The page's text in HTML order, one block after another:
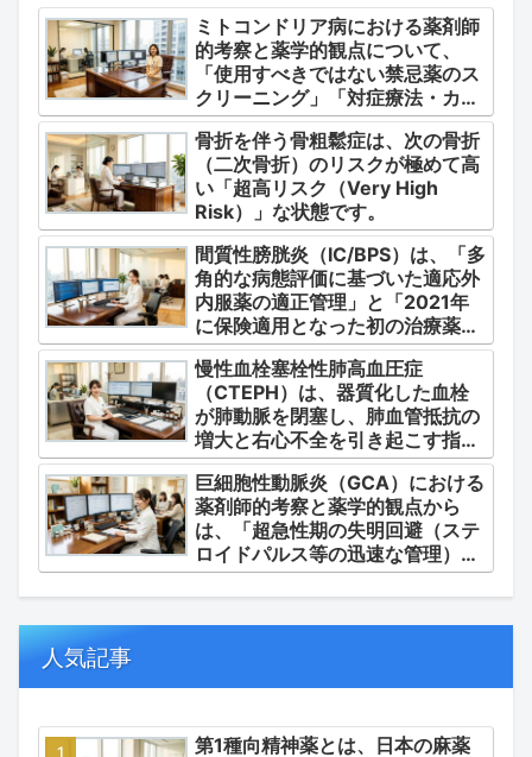
ミトコンドリア病における薬剤師
的考察と薬学的観点について、
「使用すべきではない禁忌薬のス
クリーニング」「対症療法・カク
テル療法の適正使用」「画期的な
新薬・DDSの動向」の3つの軸か
ら整理します。
骨折を伴う骨粗鬆症は、次の骨折
（二次骨折）のリスクが極めて高
い「超高リスク（Very High
Risk）」な状態です。
間質性膀胱炎（IC/BPS）は、「多
角的な病態評価に基づいた適応外
内服薬の適正管理」と「2021年
に保険適用となった初の治療薬で
あるジメチルスルホキシド
（DMSO）の安全かつ確実な調
剤・運用」に集約されます。
慢性血栓塞栓性肺高血圧症
（CTEPH）は、器質化した血栓
が肺動脈を閉塞し、肺血管抵抗の
増大と右心不全を引き起こす指定
難病（第4群肺高血圧症）です。
巨細胞性動脈炎（GCA）における
薬剤師的考察と薬学的観点から
は、「超急性期の失明回避（ステ
ロイドパルス等の迅速な管理）」
「再燃防止とステロイドの最小化
（トシリズマブやウパダシチニブ
の適正使用）」「長期ステロイド
人気記事
第1種向精神薬とは、日本の麻薬